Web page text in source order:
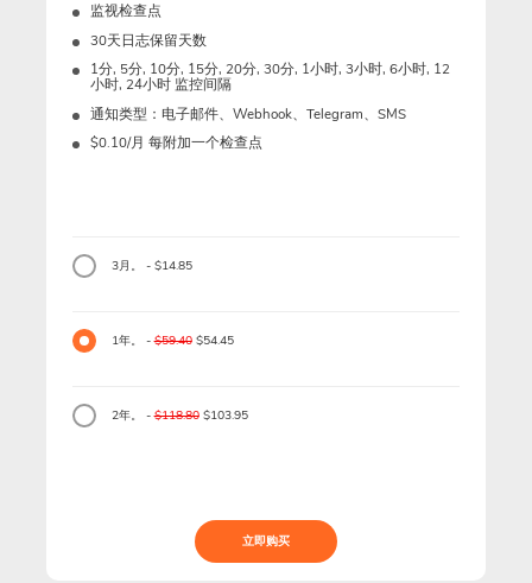
监视检查点
30天日志保留天数
1分, 5分, 10分, 15分, 20分, 30分, 1小时, 3小时, 6小时, 12
小时, 24小时 监控间隔
通知类型：电子邮件、Webhook、Telegram、SMS
$0.10/月 每附加一个检查点
3月。 - $14.85
1年。 -$59.40$54.45
2年。 -$118.80$103.95
立即购买